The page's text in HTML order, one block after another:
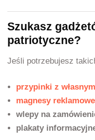
Szukasz
patriotyczne?
Jeśli potrzebujesz
przypinki z
magnesy reklamowe
wlepy na
plakaty